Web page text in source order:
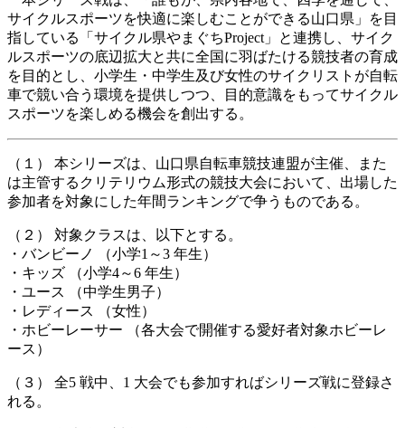
サイクルスポーツを快適に楽しむことができる山口県」を目
指している「サイクル県やまぐちProject」と連携し、サイク
ルスポーツの底辺拡大と共に全国に羽ばたける競技者の育成
を目的とし、小学生・中学生及び女性のサイクリストが自転
車で競い合う環境を提供しつつ、目的意識をもってサイクル
スポーツを楽しめる機会を創出する。
（１） 本シリーズは、山口県自転車競技連盟が主催、また
は主管するクリテリウム形式の競技大会において、出場した
参加者を対象にした年間ランキングで争うものである。
（２） 対象クラスは、以下とする。
・バンビーノ （小学1～3 年生）
・キッズ （小学4～6 年生）
・ユース （中学生男子）
・レディース （女性）
・ホビーレーサー （各大会で開催する愛好者対象ホビーレ
ース）
（３） 全5 戦中、1 大会でも参加すればシリーズ戦に登録さ
れる。